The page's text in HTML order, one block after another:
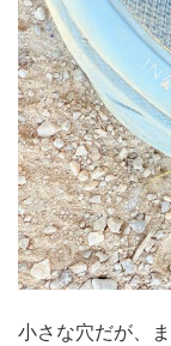
小さな穴だが、